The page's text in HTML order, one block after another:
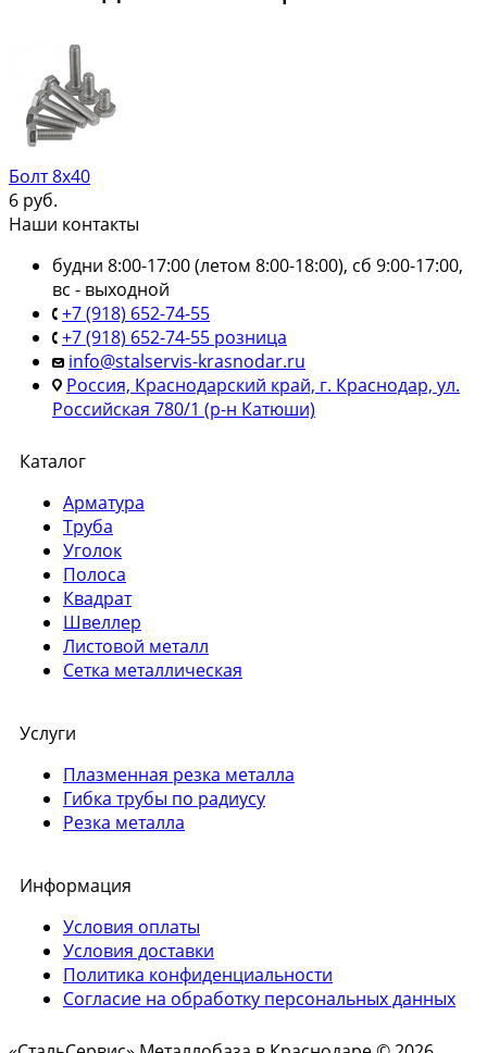
Болт 8х40
6 руб.
Наши контакты
будни 8:00-17:00 (летом 8:00-18:00), сб 9:00-17:00,
вс - выходной
+7 (918) 652-74-55
+7 (918) 652-74-55 розница
info@stalservis-krasnodar.ru
Россия, Краснодарский край, г. Краснодар, ул.
Российская 780/1 (р-н Катюши)
Каталог
Арматура
Труба
Уголок
Полоса
Квадрат
Швеллер
Листовой металл
Сетка металлическая
Услуги
Плазменная резка металла
Гибка трубы по радиусу
Резка металла
Информация
Условия оплаты
Условия доставки
Политика конфиденциальности
Согласие на обработку персональных данных